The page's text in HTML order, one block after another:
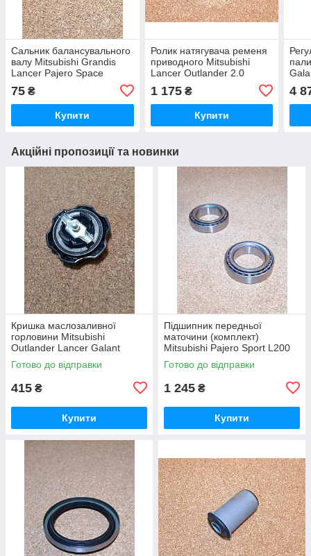
Сальник балансувального
валу Mitsubishi Grandis
Lancer Pajero Space
Митсубиси Мицубиши
Грандіс Лансер
75 ₴
Купити
Ролик натягувача ременя
приводного Mitsubishi
Lancer Outlander 2.0
Лансер Аутлендер Грандіс
1 175₴
Купити
4
Акційні пропозиції та новинки
Кришка маслозаливної
горловини Mitsubishi
Outlander Lancer Galant
Grandis Pajero Canter Delica
Митсубиси Мицубиши
Готово до відправки
415 ₴
Купити
Підшипник передньої
маточини (комплект)
Mitsubishi Pajero Sport L200
L400 Митсубиси Мицубиши
Мітсубісі Паджеро Спорт
Готово до відправки
1 245 ₴
Купити